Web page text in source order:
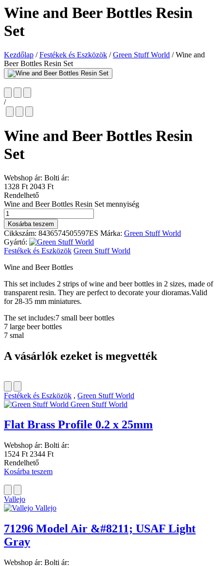
Wine and Beer Bottles Resin
Set
Kezdőlap / Festékek és Eszközök / Green Stuff World /Wine and
Beer Bottles Resin Set
/
Wine and Beer Bottles Resin
Set
Webshop ár: Bolti ár:
1328 Ft 2043 Ft
Rendelhető
Wine and Beer Bottles Resin Set mennyiség
Kosárba teszem
Cikkszám: 8436574505597ES Márka: Green Stuff World
Gyártó:
Festékek és Eszközök Green Stuff World
Wine and Beer Bottles
This set includes 2 strips of wine and beer bottles in 2 sizes, made of
transparent resin. They are perfect to decorate your dioramas.Valid
for 28-35 mm miniatures.
The set includes:7 small beer bottles
7 large beer bottles
7 smal
A vásárlók ezeket is megvették
Festékek és Eszközök , Green Stuff World
Green Stuff World
Flat Brass Profile 0.2 x 25mm
Webshop ár: Bolti ár:
1524 Ft 2344 Ft
Rendelhető
Kosárba teszem
Vallejo
Vallejo
71296 Model Air &#8211; USAF Light
Gray
Webshop ár: Bolti ár: